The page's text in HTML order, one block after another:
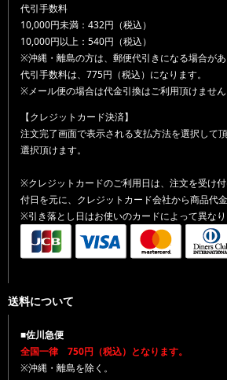
代引手数料
10,000円未満：432円（税込）
10,000円以上：540円（税込）
※沖縄・離島の方は、郵便代引きになる場合があ
代引手数料は、775円（税込）になります。
※メール便の場合は代金引換はご利用頂けません
【クレジットカード決済】
注文完了画面で表示される支払方法を選択して
選択頂けます。
※クレジットカードのご利用日は、注文を受け
付日を元に、クレジットカード会社から商品代
※引き落とし日はお使いのカードによって異なり
送料について
■佐川急便
全国一律 750円（税込）となります。
※沖縄・離島を除く。